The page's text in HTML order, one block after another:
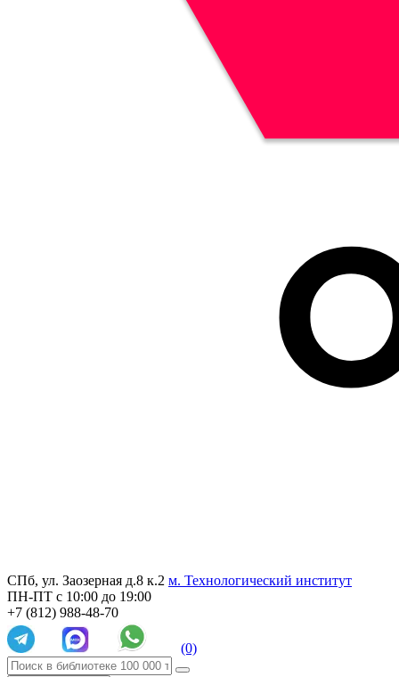
СПб, ул. Заозерная д.8 к.2 м. Технологический институт
ПН-ПТ с 10:00 до 19:00
+7 (812) 988-48-70
(0)